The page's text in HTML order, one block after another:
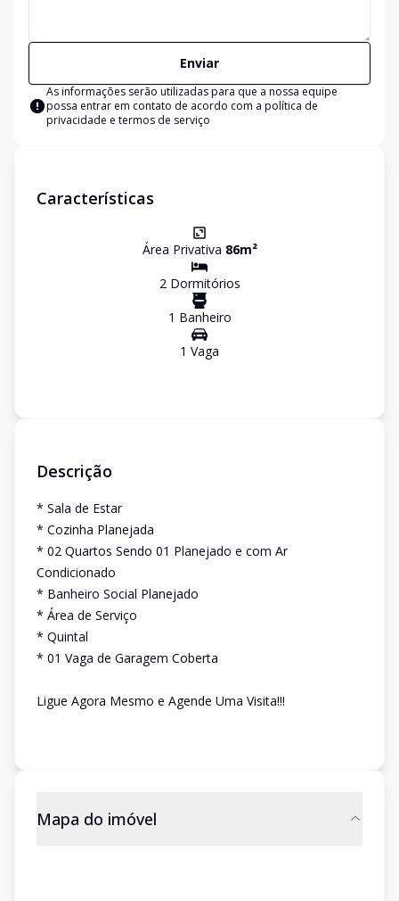
Enviar
As informações serão utilizadas para que a nossa equipe
possa entrar em contato de acordo com a política de
privacidade e termos de serviço
Características
Área Privativa 86m²
2Dormitórios
1 Banheiro
1 Vaga
Descrição
* Sala de Estar
* Cozinha Planejada
* 02 Quartos Sendo 01 Planejado e com Ar
Condicionado
* Banheiro Social Planejado
* Área de Serviço
* Quintal
* 01 Vaga de Garagem Coberta
Ligue Agora Mesmo e Agende Uma Visita!!!
Mapa do imóvel